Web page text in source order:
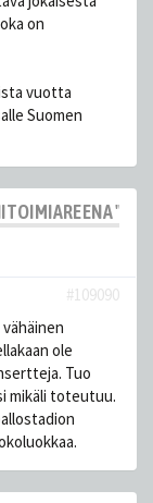
on
vuotta
Suomen
#109090
ole
Tuo
mikäli toteutuu.